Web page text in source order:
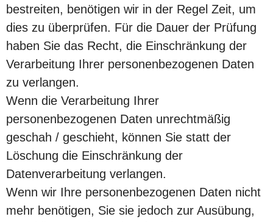
bestreiten, benötigen wir in der Regel Zeit, um
dies zu überprüfen. Für die Dauer der Prüfung
haben Sie das Recht, die Einschränkung der
Verarbeitung Ihrer personenbezogenen Daten
zu verlangen.
Wenn die Verarbeitung Ihrer
personenbezogenen Daten unrechtmäßig
geschah / geschieht, können Sie statt der
Löschung die Einschränkung der
Datenverarbeitung verlangen.
Wenn wir Ihre personenbezogenen Daten nicht
mehr benötigen, Sie sie jedoch zur Ausübung,